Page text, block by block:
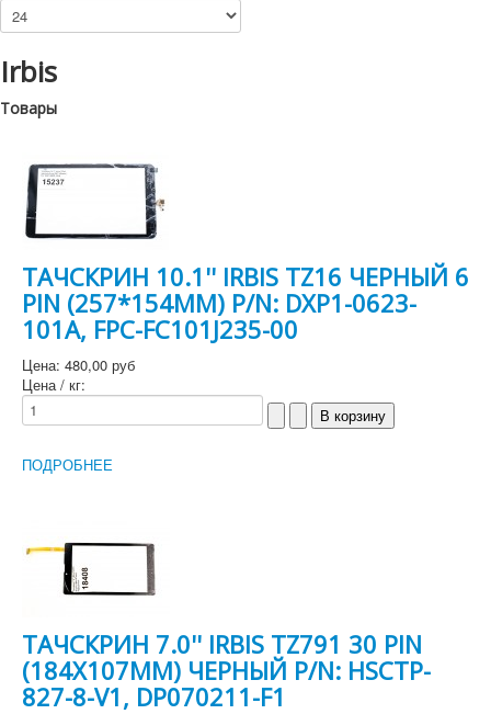
Irbis
Товары
ТАЧСКРИН 10.1'' IRBIS TZ16 ЧЕРНЫЙ 6
PIN (257*154MM) P/N: DXP1-0623-
101A, FPC-FC101J235-00
Цена: 480,00 руб
Цена / кг:
ПОДРОБНЕЕ
ТАЧСКРИН 7.0'' IRBIS TZ791 30 PIN
(184Х107MM) ЧЕРНЫЙ P/N: HSCTP-
827-8-V1, DP070211-F1